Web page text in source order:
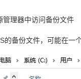
管理器中访问备份文件
的备份文件，可能在一